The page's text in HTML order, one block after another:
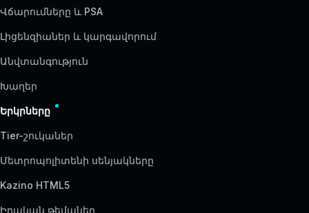
Վճարումները և PSA
Լիցենզիաներ և կարգավորում
Անվտանգություն
Խաղեր
Երկրները
Tier-շուկաներ
Մետրոպոլիտենի սենյակները
Kazino HTML5
Իրական թեմաներ